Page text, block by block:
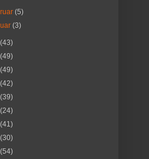
(5)
(3)
(43)
(49)
(49)
(42)
(39)
(24)
(41)
(30)
(54)